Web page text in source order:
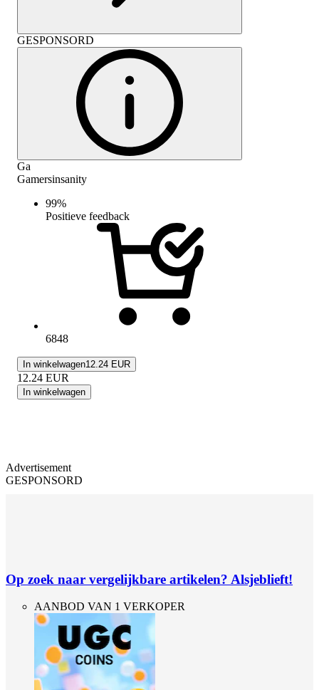
GESPONSORD
Ga
Gamersinsanity
99%
Positieve feedback
6848
In winkelwagen12.24 EUR
12.24 EUR
In winkelwagen
Advertisement
GESPONSORD
Op zoek naar vergelijkbare artikelen? Alsjeblieft!
AANBOD VAN 1 VERKOPER